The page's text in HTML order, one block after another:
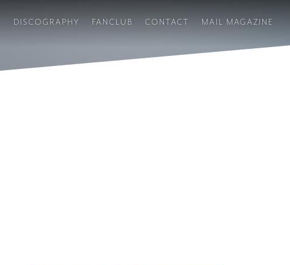
DISCOGRAPHY FANCLUB CONTACT MAIL MAGAZINE